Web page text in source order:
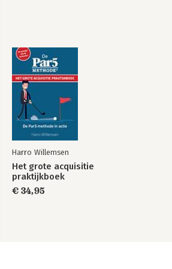
Harro Willemsen
Het grote acquisitie
praktijkboek
€ 34,95